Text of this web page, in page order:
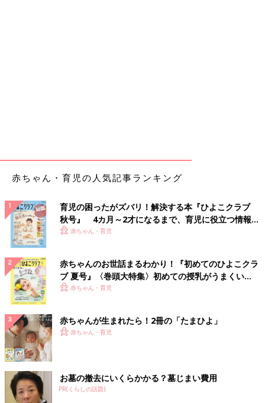
赤ちゃん・育児の人気記事ランキング
育児の困ったがズバリ！解決する本『ひよこクラブ
秋号』 4カ月～2才になるまで、育児に役立つ情報が
いっぱい！
赤ちゃん・育児
赤ちゃんのお世話まるわかり！『初めてのひよこクラ
ブ 夏号』〈巻頭大特集〉初めての授乳がうまくい
く！ おっぱい・ミルクの基本と夏のトラブル 解決テ
赤ちゃん・育児
赤ちゃんが生まれたら！2冊の「たまひよ」
赤ちゃん・育児
お墓の撤去にいくらかかる？墓じまい費用
PR(くらしの話題)